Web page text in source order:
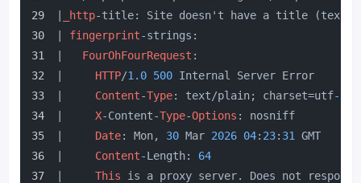
_http-title: Site doesn't have a title (text/
fingerprint-strings:
FourOhFourRequest :
HTTP/1.0 500 Internal Server Error
Content-Type: text/plain; charset=utf-8
X-Content-Type-Options : nosniff
Date: Mon, 30 Mar 2026 04: 23: 31
GMT
Content-Length: 64
This is a proxy server. Does not respond